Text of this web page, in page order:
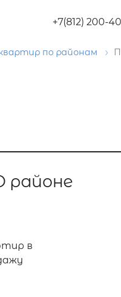
+7(812) 200-
по районам
районе
в